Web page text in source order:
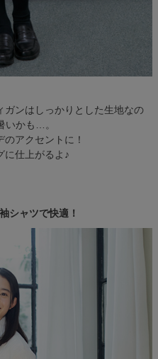
ンはしっかりとした生地なの
いかも…。
アクセントに！
に仕上がるよ♪
シャツで快適！